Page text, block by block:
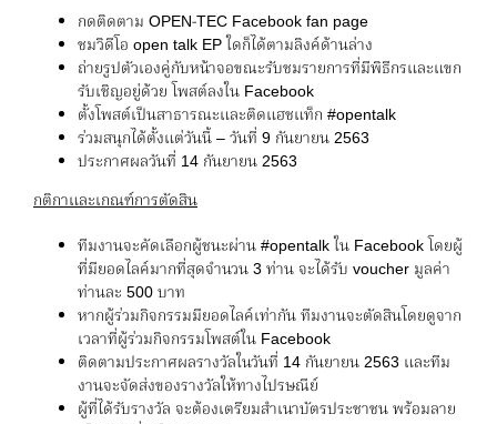
กดติดตาม OPEN-TEC Facebook fan page
ชมวิดีโอ open talk EP ใดก็ได้ตามลิงค์ด้านล่าง
ถ่ายรูปตัวเองคู่กับหน้าจอขณะรับชมรายการที่มีพิธีกรและแขก
รับเชิญอยู่ด้วย โพสต์ลงใน Facebook
ตั้งโพสต์เป็นสาธารณะและติดแฮชแท็ก #opentalk
ร่วมสนุกได้ตั้งแต่วันนี้ – วันที่ 9 กันยายน 2563
ประกาศผลวันที่ 14 กันยายน 2563
กติกาและเกณฑ์การตัดสิน
ทีมงานจะคัดเลือกผู้ชนะผ่าน #opentalk ใน Facebook โดยผู้
ที่มียอดไลค์มากที่สุดจำนวน 3 ท่าน จะได้รับ voucher มูลค่า
ท่านละ 500 บาท
หากผู้ร่วมกิจกรรมมียอดไลค์เท่ากัน ทีมงานจะตัดสินโดยดูจาก
เวลาที่ผู้ร่วมกิจกรรมโพสต์ใน Facebook
ติดตามประกาศผลรางวัลในวันที่ 14 กันยายน 2563 และทีม
งานจะจัดส่งของรางวัลให้ทางไปรษณีย์
ผู้ที่ได้รับรางวัล จะต้องเตรียมสำเนาบัตรประชาชน พร้อมลาย